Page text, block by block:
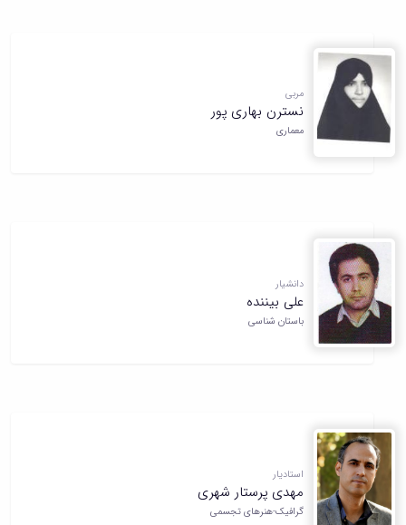
مربی
نسترن بهاری پور
معماری
دانشیار
علی بیننده
باستان شناسی
استادیار
مهدی پرستار شهری
گرافیک-هنرهای تجسمی